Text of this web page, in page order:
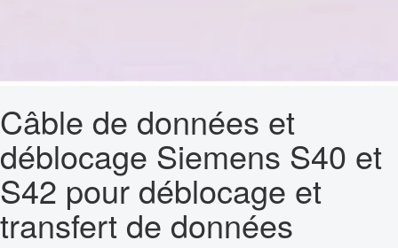
Câble de données et
déblocage Siemens S40 et
S42 pour déblocage et
transfert de données